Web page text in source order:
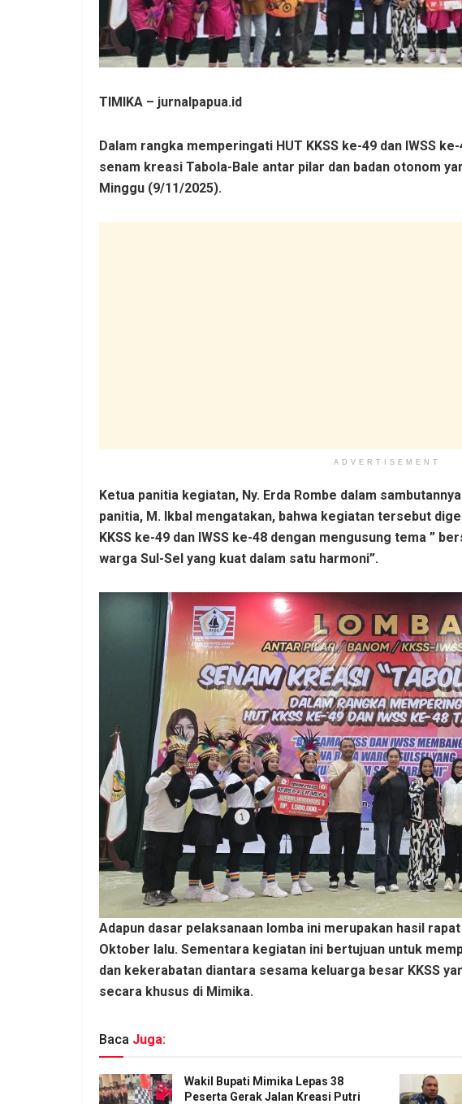
TIMIKA – jurnalpapua.id
Dalam rangka memperingati HUT KKSS ke-49 dan IWSS
senam kreasi Tabola-Bale antar pilar dan badan otonom
Minggu (9/11/2025).
ADVERTISEMENT
Ketua panitia kegiatan, Ny. Erda Rombe dalam
panitia, M. Ikbal mengatakan, bahwa kegiatan tersebut
KKSS ke-49 dan IWSS ke-48 dengan mengusung tema ”
warga Sul-Sel yang kuat dalam satu harmoni”.
Adapun dasar pelaksanaan lomba ini merupakan hasil
Oktober lalu. Sementara kegiatan ini bertujuan untuk
dan kekerabatan diantara sesama keluarga besar KKSS
secara khusus di Mimika.
Baca Juga:
Wakil Bupati Mimika Lepas 38
Peserta Gerak Jalan Kreasi Putri